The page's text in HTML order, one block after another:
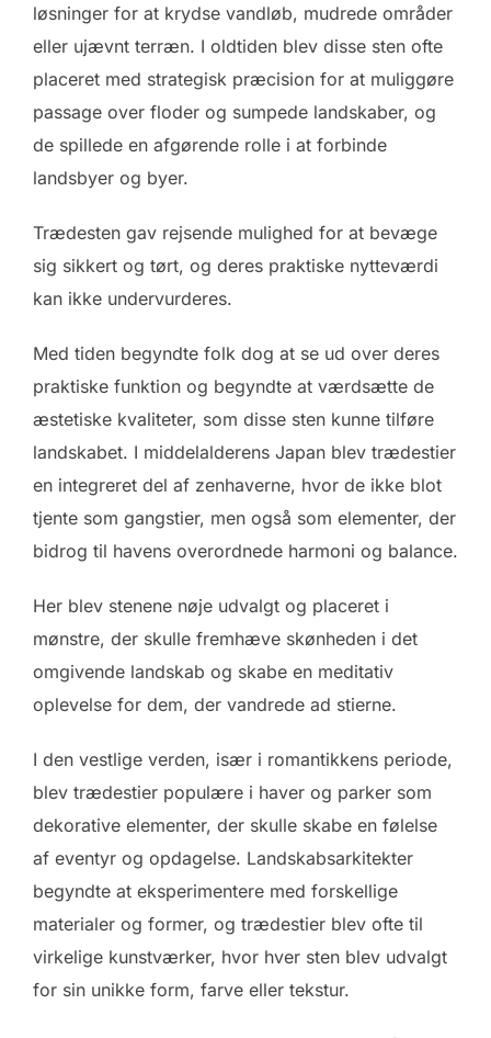
løsninger for at krydse vandløb, mudrede områder
eller ujævnt terræn. I oldtiden blev disse sten ofte
placeret med strategisk præcision for at muliggøre
passage over floder og sumpede landskaber, og
de spillede en afgørende rolle i at forbinde
landsbyer og byer.
Trædesten gav rejsende mulighed for at bevæge
sig sikkert og tørt, og deres praktiske nytteværdi
kan ikke undervurderes.
Med tiden begyndte folk dog at se ud over deres
praktiske funktion og begyndte at værdsætte de
æstetiske kvaliteter, som disse sten kunne tilføre
landskabet. I middelalderens Japan blev trædestier
en integreret del af zenhaverne, hvor de ikke blot
tjente som gangstier, men også som elementer, der
bidrog til havens overordnede harmoni og balance.
Her blev stenene nøje udvalgt og placeret i
mønstre, der skulle fremhæve skønheden i det
omgivende landskab og skabe en meditativ
oplevelse for dem, der vandrede ad stierne.
I den vestlige verden, især i romantikkens periode,
blev trædestier populære i haver og parker som
dekorative elementer, der skulle skabe en følelse
af eventyr og opdagelse. Landskabsarkitekter
begyndte at eksperimentere med forskellige
materialer og former, og trædestier blev ofte til
virkelige kunstværker, hvor hver sten blev udvalgt
for sin unikke form, farve eller tekstur.